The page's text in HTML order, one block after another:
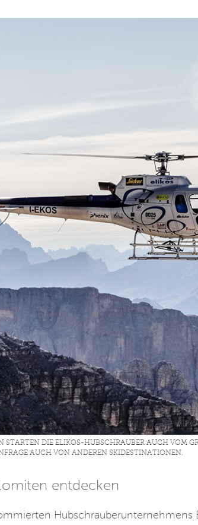
STARTEN DIE ELIKOS-HUBSCHRAUBER AUCH VOM
AUCH VON ANDEREN SKIDESTINATIONEN.
entdecken
Hubschrauberunternehmens